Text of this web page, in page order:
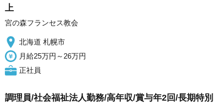
上
宮の森フランセス教会
北海道 札幌市
月給25万円～26万円
正社員
調理員/社会福祉法人勤務/高年収/賞与年2回/長期特別